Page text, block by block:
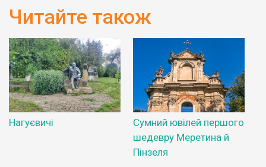
Читайте також
Нагуєвичі
Сумний ювілей першого
шедевру Меретина й
Пінзеля